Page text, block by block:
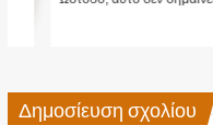
Δημοσίευση σχολίου